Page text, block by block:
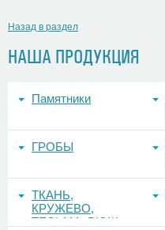
НАША ПРОДУКЦИЯ
Памятники
ГРОБЫ
ТКАНЬ,
КРУЖЕВО,
ТЕСЬМА, РЮШ
Назад в раздел